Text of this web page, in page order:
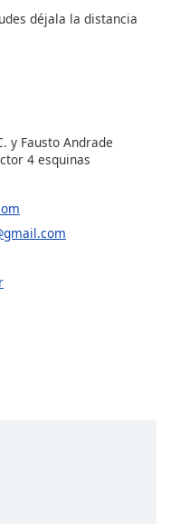
déjala la distancia
y Fausto Andrade
4 esquinas